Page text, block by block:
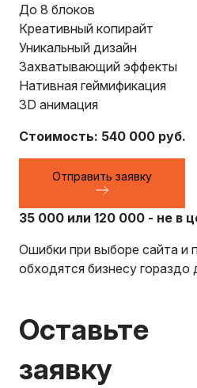
До 8 блоков
Креативный копирайт
Уникальный дизайн
Захватывающий эффекты
Нативная геймификация
3D анимация
Стоимость: 540 000 руб.
Отправить заявку
35 000 или 120 000 - не в
Ошибки при выборе сайта и
обходятся бизнесу
Оставьте
заявку